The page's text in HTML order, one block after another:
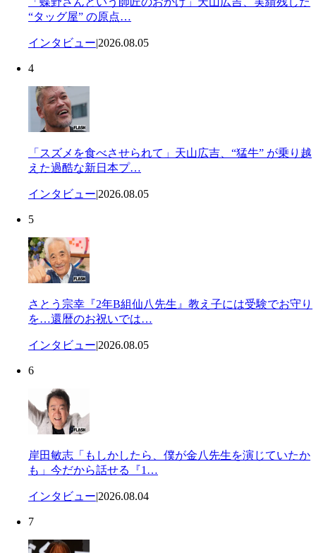
“タッグ屋” の原点…
インタビュー|2026.08.05
4
「スズメを食べさせられて」天山広吉、“猛牛” が乗り越
えた過酷な新日本プ…
インタビュー|2026.08.05
5
さとう宗幸『2年B組仙八先生』教え子には受験でお守り
を…還暦のお祝いでは…
インタビュー|2026.08.05
6
岸田敏志「もしかしたら、僕が金八先生を演じていたか
も」今だから話せる『1…
インタビュー|2026.08.04
7